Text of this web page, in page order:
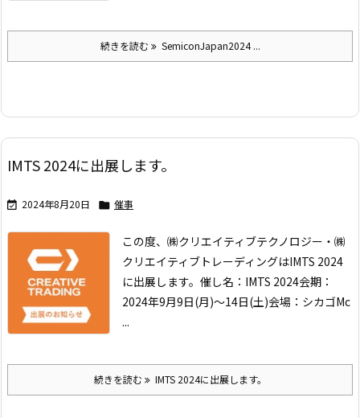
続きを読む SemiconJapan2024 ...
IMTS 2024に出展します。
 2024年8月20日  催事
この度、㈱クリエイティブテクノロジー・㈱
クリエイティブトレーディングはIMTS 2024
に出展します。 催し名：IMTS 2024会期：
2024年9月9日(月)～14日(土)会場：シカゴMc
...
続きを読む IMTS 2024に出展します。